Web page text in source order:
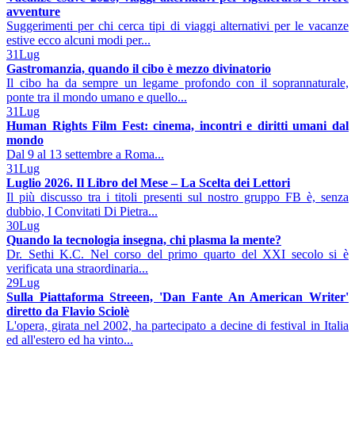
avventure
Suggerimenti per chi cerca tipi di viaggi alternativi per le vacanze
estive ecco alcuni modi per...
31Lug
Gastromanzia, quando il cibo è mezzo divinatorio
Il cibo ha da sempre un legame profondo con il soprannaturale,
ponte tra il mondo umano e quello...
31Lug
Human Rights Film Fest: cinema, incontri e diritti umani dal
mondo
Dal 9 al 13 settembre a Roma...
31Lug
Luglio 2026. Il Libro del Mese – La Scelta dei Lettori
Il più discusso tra i titoli presenti sul nostro gruppo FB è, senza
dubbio, I Convitati Di Pietra...
30Lug
Quando la tecnologia insegna, chi plasma la mente?
Dr. Sethi K.C. Nel corso del primo quarto del XXI secolo si è
verificata una straordinaria...
29Lug
Sulla Piattaforma Streeen, 'Dan Fante An American Writer'
diretto da Flavio Sciolè
L'opera, girata nel 2002, ha partecipato a decine di festival in Italia
ed all'estero ed ha vinto...